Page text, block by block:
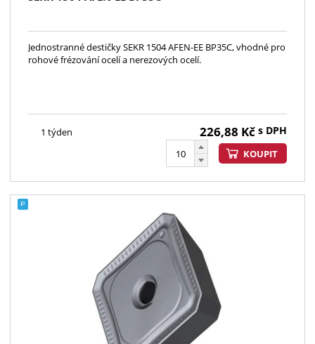
Jednostranné destičky SEKR 1504 AFEN-EE BP35C, vhodné pro
rohové frézování ocelí a nerezových ocelí.
1 týden 226,88 Kč s DPH
KOUPIT